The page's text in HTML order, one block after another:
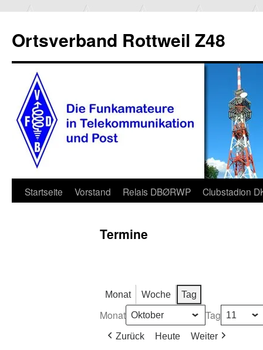
Ortsverband Rottweil Z48
Zum
Startseite Vorstand Relais DBØRWP Clubstadion
Termine
Monat Woche Tag
Monat Tag
Zurück Heute Weiter